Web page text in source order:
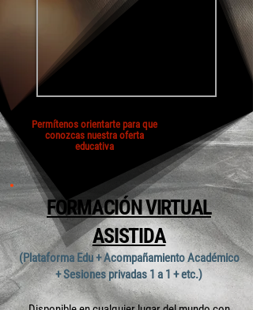
Permítenos orientarte para que
conozcas nuestra oferta
educativa
FORMACIÓN VIRTUAL
ASISTIDA
(Plataforma Edu + Acompañamiento Académico
+ Sesiones privadas 1 a 1 + etc.)